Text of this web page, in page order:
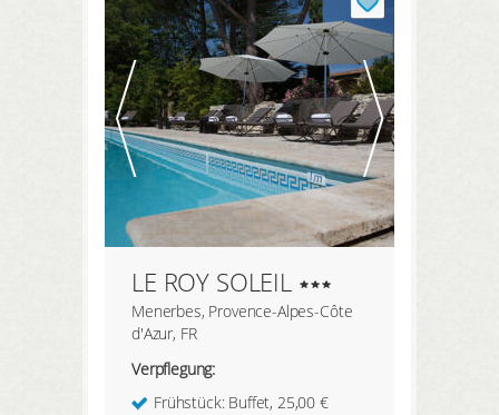
LE ROY SOLEIL
Menerbes, Provence-Alpes-Côte
d'Azur, FR
Verpflegung:
Frühstück: Buffet, 25,00 €